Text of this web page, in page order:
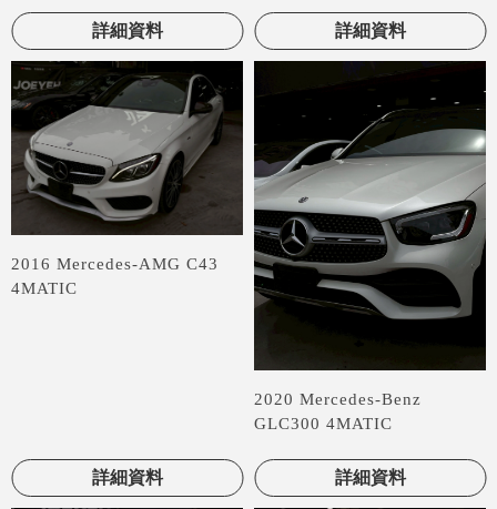
詳細資料 詳細資料
2016 Mercedes-AMG C43
4MATIC
詳細資料
2020 Mercedes-Benz
GLC300 4MATIC
詳細資料